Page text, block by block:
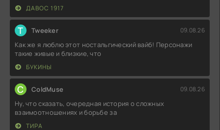
ДАВОС 1917
T Tweeker 09.08.26
Как же я люблю этот ностальгический вайб! Персонажи
такие живые и близкие, что
БУКИНЫ
C ColdMuse 09.08.26
Ну, что сказать, очередная история о сложных
взаимоотношениях и борьбе за
ТИРА